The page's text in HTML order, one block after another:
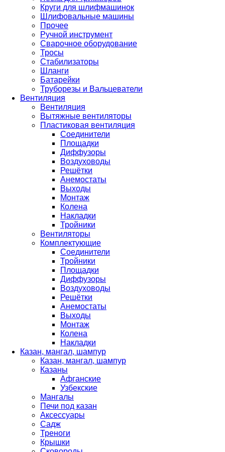
Круги для шлифмашинок
Шлифовальные машины
Прочее
Ручной инструмент
Сварочное оборудование
Тросы
Стабилизаторы
Шланги
Батарейки
Труборезы и Вальцеватели
Вентиляция
Вентиляция
Вытяжные вентиляторы
Пластиковая вентиляция
Соединители
Площадки
Диффузоры
Воздуховоды
Решётки
Анемостаты
Выходы
Монтаж
Колена
Накладки
Тройники
Вентиляторы
Комплектующие
Соединители
Тройники
Площадки
Диффузоры
Воздуховоды
Решётки
Анемостаты
Выходы
Монтаж
Колена
Накладки
Казан, мангал, шампур
Казан, мангал, шампур
Казаны
Афганские
Узбекские
Мангалы
Печи под казан
Аксессуары
Садж
Треноги
Крышки